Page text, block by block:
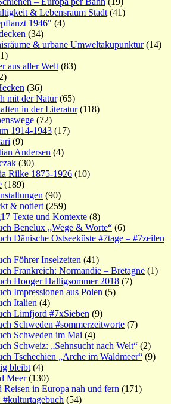
& Lebensraum Stadt (41)
1946" (4)
(34)
& urbane Umweltakupunktur(14)
aus aller Welt (83)
(36)
mit der Natur(65)
in der Literatur(118)
(72)
1914-1943 (17)
(9)
Andersen (4)
(30)
Rilke 1875-1926 (10)
(189)
(90)
& notiert (259)
Texte und Kontexte (8)
Benelux „Wege & Worte“ (6)
Dänische Ostseeküste #7tage – #7zeilen
Föhrer Inselzeiten (41)
Frankreich: Normandie – Bretagne (1)
Hooger Halligsommer 2018 (7)
Impressionen aus Polen (5)
Italien (4)
Limfjord #7xSieben (9)
Schweden #sommerzeitworte (7)
Schweden im Mai (4)
Schweiz: „Sehnsucht nach Welt“ (2)
Tschechien „Arche im Waldmeer“ (9)
bleibt (4)
Meer(130)
Reisen in Europa nah und fern (171)
(54)